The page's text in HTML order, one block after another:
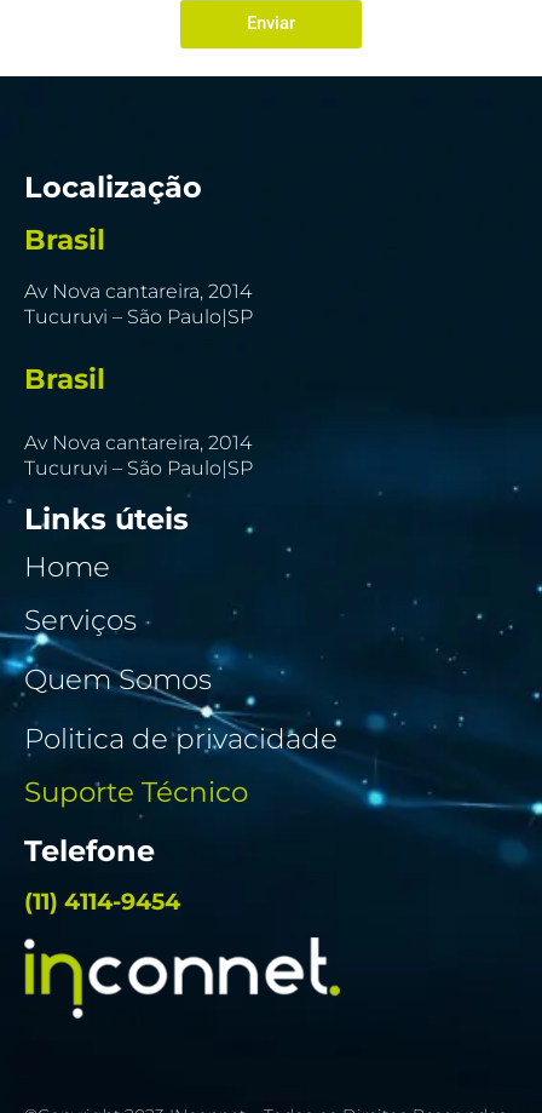
Enviar
Localização
Brasil
Av Nova cantareira, 2014
Tucuruvi – São Paulo|SP
Brasil
Av Nova cantareira, 2014
Tucuruvi – São Paulo|SP
Links úteis
Home
Serviços
Quem Somos
Politica de privacidade
Suporte Técnico
Telefone
(11) 4114-9454